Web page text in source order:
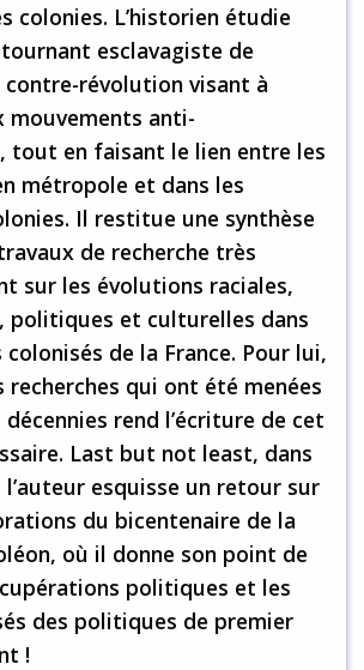
colonies. L’historien étudie
esclavagiste de
contre-révolution visant à
mouvements anti-
tout en faisant le lien entre les
métropole et dans les
Il restitue une synthèse
de recherche très
sur les évolutions raciales,
politiques et culturelles dans
de la France. Pour lui,
recherches qui ont été menées
rend l’écriture de cet
Last but not least, dans
esquisse un retour sur
du bicentenaire de la
où il donne son point de
politiques et les
des politiques de premier
!